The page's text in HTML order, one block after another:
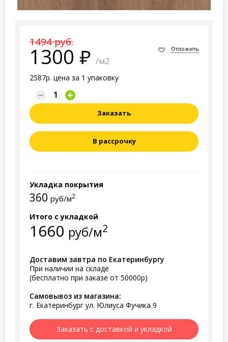
1494 руб.
1300 /м2
2587р. цена за 1 упаковку
Отложить
Заказать
В рассрочку
Укладка покрытия
360 руб/м2
Итого с укладкой
1660 руб/м2
Доставим завтра по Екатеринбургу
При наличии на складе
(бесплатно при заказе от 50000р)
Самовывоз из магазина:
г. Екатеринбург ул. Юлиуса Фучика 9
Заказать с доставкой и укладкой